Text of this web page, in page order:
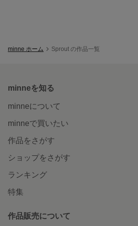
minne ホーム Sprout の作品一覧
minneを知る
minneについて
minneで買いたい
作品をさがす
ショップをさがす
ランキング
特集
作品販売について